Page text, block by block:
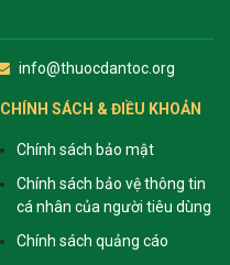
info@thuocdantoc.org
CHÍNH SÁCH & ĐIỀU KHOẢN
Chính sách bảo mật
Chính sách bảo vệ thông tin
cá nhân của người tiêu dùng
Chính sách quảng cáo